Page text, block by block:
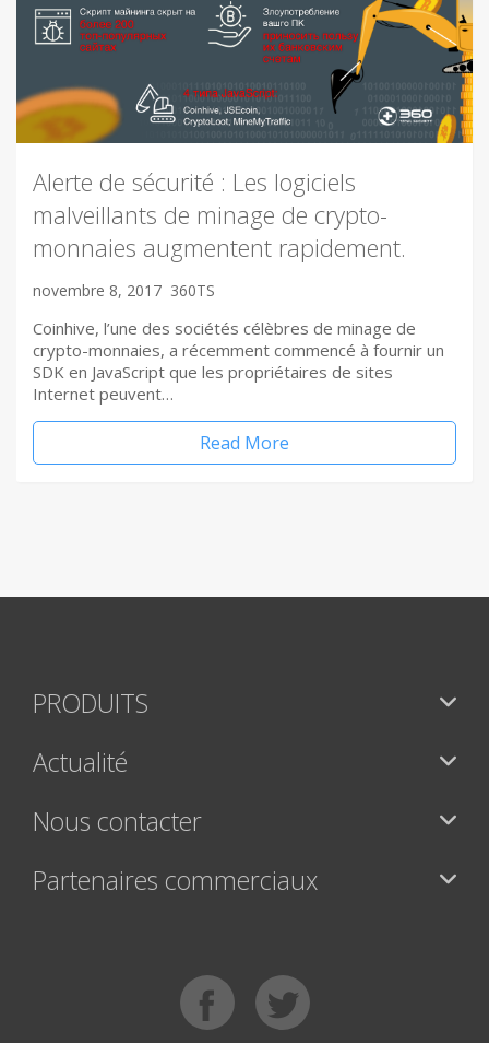
Alerte de sécurité : Les logiciels
malveillants de minage de crypto-
monnaies augmentent rapidement.
novembre 8, 2017 360TS
Coinhive, l’une des sociétés célèbres de minage de
crypto-monnaies, a récemment commencé à fournir un
SDK en JavaScript que les propriétaires de sites
Internet peuvent…
Read More
PRODUITS
Actualité
Nous contacter
Partenaires commerciaux